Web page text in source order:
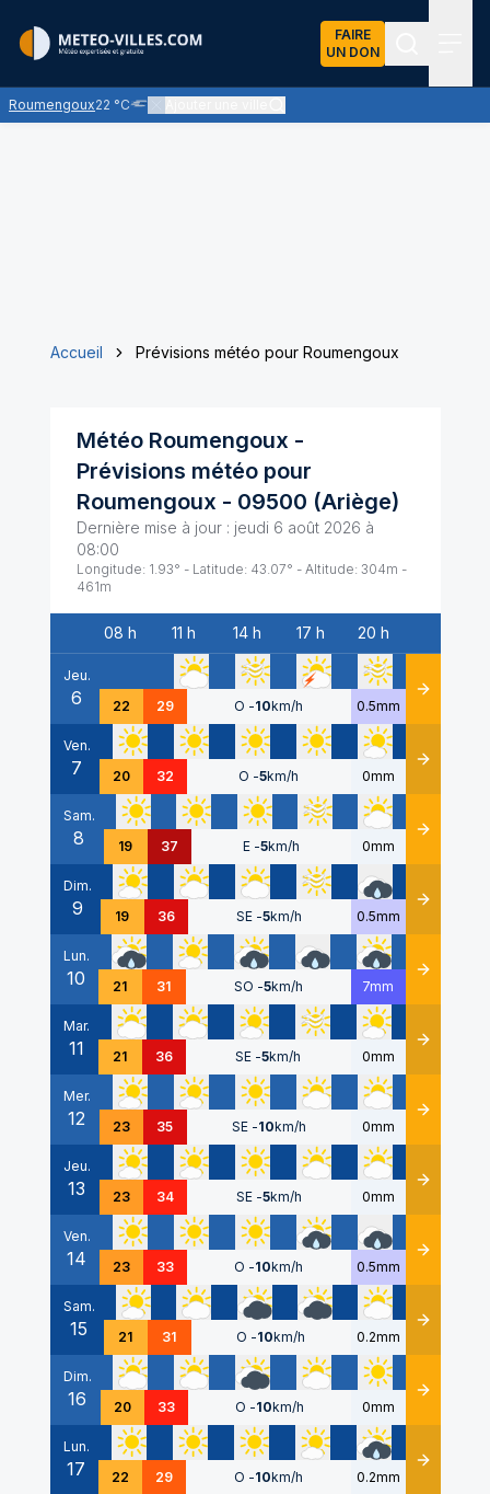
FAIRE
UN DON
Roumengoux22 °C
Nuages bas ou brouillard - visibilité généralement
Accueil Prévisions météo pour Roumengoux
Météo Roumengoux -
Prévisions météo pour
Roumengoux - 09500 (Ariège)
Dernière mise à jour : jeudi 6 août 2026 à
08:00
Longitude: 1.93° - Latitude: 43.07° - Altitude: 304m -
461m
Date
08 h 11 h 14 h 17 h 20 h
Jeu.
6 22 29 O -10km/h 0.5mm Détails
Ven.
7 20 32 O -5km/h 0mm Détails
Sam.
8 19 37 E -5km/h 0mm Détails
Dim.
9 19 36 SE -5km/h 0.5mm Détails
Lun.
10 21 31 SO -5km/h 7mm Détails
Mar.
11 21 36 SE -5km/h 0mm Détails
Mer.
12 23 35 SE -10km/h 0mm Détails
Jeu.
13 23 34 SE -5km/h 0mm Détails
Ven.
14 23 33 O -10km/h 0.5mm Détails
Sam.
15 21 31 O -10km/h 0.2mm Détails
Dim.
16 20 33 O -10km/h 0mm Détails
Lun.
17 22 29 O -10km/h 0.2mm Détails